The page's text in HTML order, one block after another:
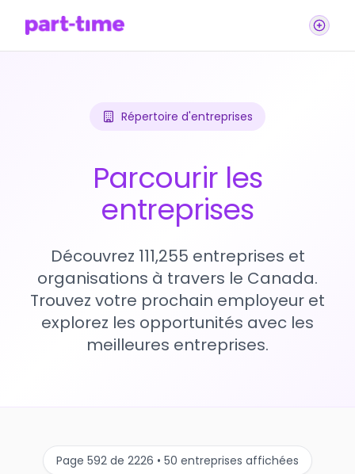
Répertoire d'entreprises
Parcourir les
entreprises
Découvrez 111,255 entreprises et
organisations à travers le Canada.
Trouvez votre prochain employeur et
explorez les opportunités avec les
meilleures entreprises.
Page 592 de 2226 • 50 entreprises affichées